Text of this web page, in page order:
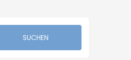
SUCHEN